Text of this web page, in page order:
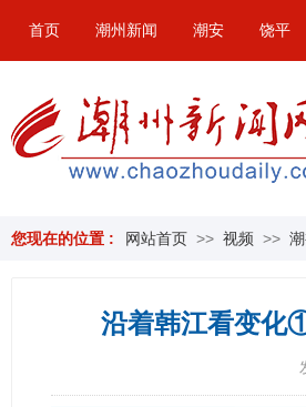
首页 潮州新闻 潮安 饶平
您现在的位置 : 网站首页 >> 视频 >>
沿着韩江看变化